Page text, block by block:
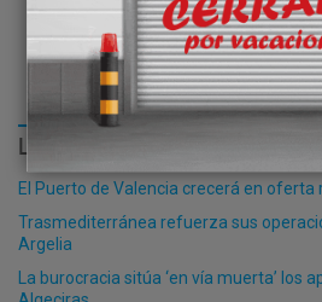
LO MÁS LEÍDO
El Puerto de Valencia crecerá en oferta
Trasmediterránea refuerza sus
Argelia
La burocracia sitúa ‘en vía muerta’ los